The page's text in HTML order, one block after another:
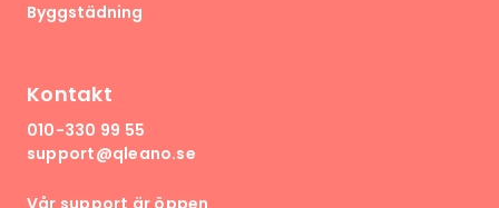
Byggstädning
Kontakt
010-330 99 55
support@qleano.se
Vår support är öppen